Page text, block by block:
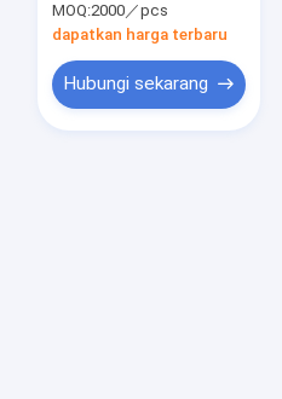
MOQ:2000／pcs
dapatkan harga terbaru
Hubungi sekarang